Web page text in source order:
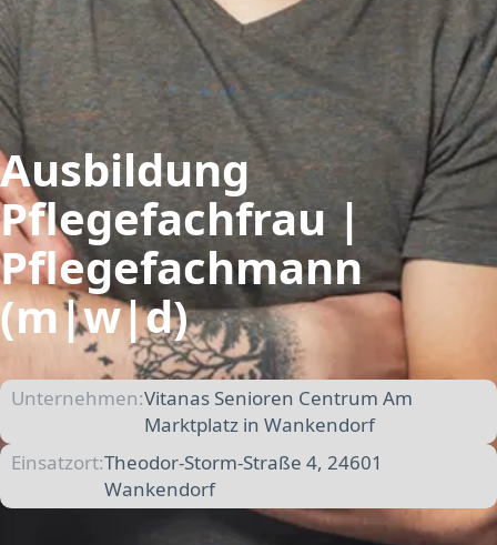
Ausbildung
Pflegefachfrau |
Pflegefachmann
(m|w|d)
Unternehmen:Vitanas Senioren Centrum Am
Marktplatz in Wankendorf
Einsatzort:Theodor-Storm-Straße 4, 24601
Wankendorf